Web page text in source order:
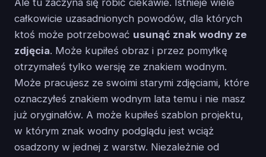
Ale tu zaczyna się robić ciekawie. Istnieje wiele
całkowicie uzasadnionych powodów, dla których
ktoś może potrzebować usunąć znak wodny ze
zdjęcia. Może kupiłeś obraz i przez pomyłkę
otrzymałeś tylko wersję ze znakiem wodnym.
Może pracujesz ze swoimi starymi zdjęciami, które
oznaczyłeś znakiem wodnym lata temu i nie masz
już oryginałów. A może kupiłeś szablon projektu,
w którym znak wodny podglądu jest wciąż
osadzony w jednej z warstw. Niezależnie od